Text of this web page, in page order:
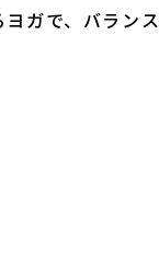
ガで、バラン